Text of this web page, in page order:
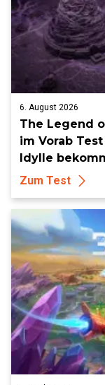
6. August 2026
The Legend
im Vorab
Idylle
Zum Test